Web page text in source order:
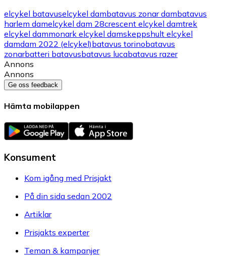
elcykel batavuselcykel dambatavus zonar dambatavus
harlem damelcykel dam 28crescent elcykel damtrek
elcykel dammonark elcykel damskeppshult elcykel
damdam 2022 (elcykel)batavus torinobatavus
zonarbatteri batavusbatavus lucabatavus razer
Annons
Annons
Ge oss feedback
Hämta mobilappen
Konsument
Kom igång med Prisjakt
På din sida sedan 2002
Artiklar
Prisjakts experter
Teman & kampanjer